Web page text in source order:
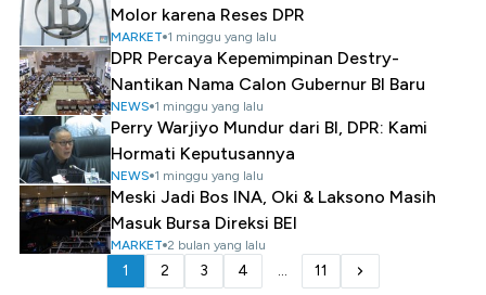
Molor karena Reses DPR
MARKET 1 minggu yang lalu
DPR Percaya Kepemimpinan Destry-
Nantikan Nama Calon Gubernur BI Baru
NEWS 1 minggu yang lalu
Perry Warjiyo Mundur dari BI, DPR: Kami
Hormati Keputusannya
NEWS 1 minggu yang lalu
Meski Jadi Bos INA, Oki & Laksono Masih
Masuk Bursa Direksi BEI
MARKET 2 bulan yang lalu
1 2 3 4 ... 11